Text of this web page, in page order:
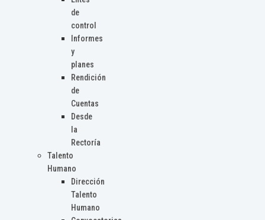
de
control
Informes
y
planes
Rendición
de
Cuentas
Desde
la
Rectoría
Talento
Humano
Dirección
Talento
Humano